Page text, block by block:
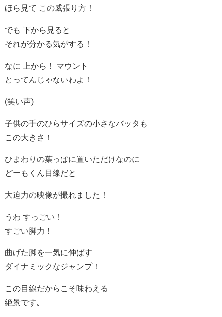
ほら見て この威張り方！
でも 下から見ると
それが分かる気がする！
なに 上から！ マウント
とってんじゃないわよ！
(笑い声)
子供の手のひらサイズの小さなバッタも
この大きさ！
ひまわりの葉っぱに置いただけなのに
どーもくん目線だと
大迫力の映像が撮れました！
うわ すっごい！
すごい脚力！
曲げた脚を一気に伸ばす
ダイナミックなジャンプ！
この目線だからこそ味わえる
絶景です｡